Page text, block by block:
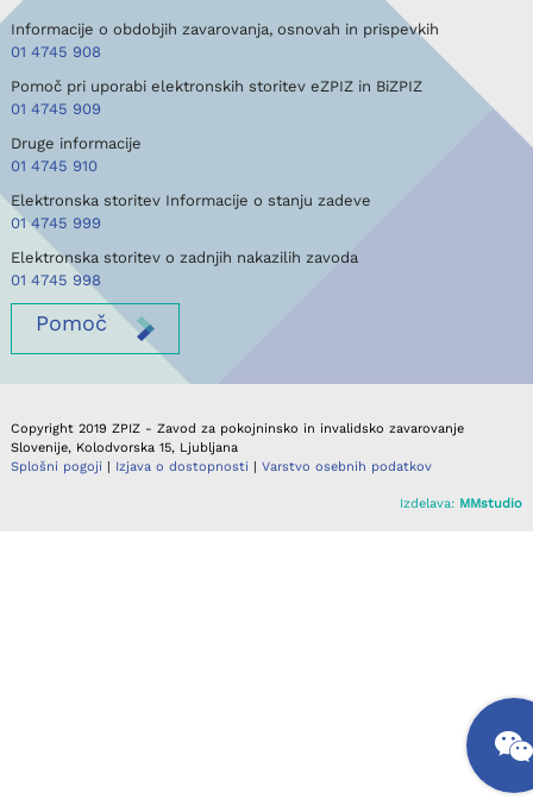
Informacije o obdobjih zavarovanja, osnovah in prispevkih
01 4745 908
Pomoč pri uporabi elektronskih storitev eZPIZ in BiZPIZ
01 4745 909
Druge informacije
01 4745 910
Elektronska storitev Informacije o stanju zadeve
01 4745 999
Elektronska storitev o zadnjih nakazilih zavoda
01 4745 998
Pomoč
Copyright 2019 ZPIZ - Zavod za pokojninsko in invalidsko zavarovanje
Slovenije, Kolodvorska 15, Ljubljana
Splošni pogoji | Izjava o dostopnosti | Varstvo osebnih podatkov
Izdelava: MMstudio